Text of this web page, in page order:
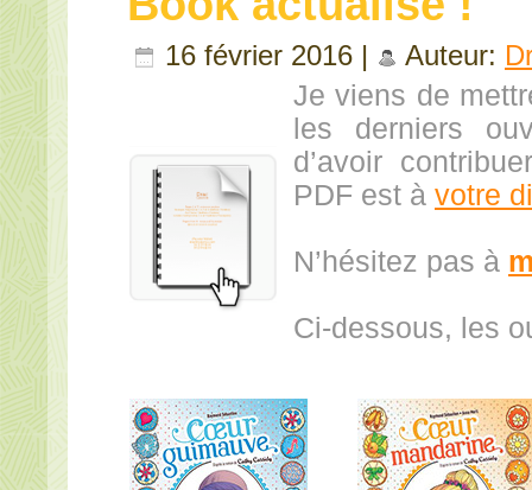
16 février 2016 | Auteur:
Je viens de
les derniers
d’avoir
PDF est à votre
N’hésitez pas à
Ci-dessous, les